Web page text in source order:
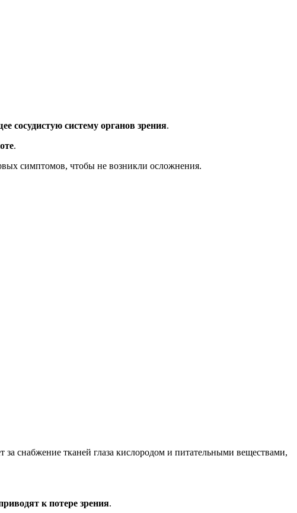
сосудистую систему органов зрения.
.
симптомов, чтобы не возникли осложнения.
за снабжение тканей глаза кислородом и питательными веществами,
к потере зрения.